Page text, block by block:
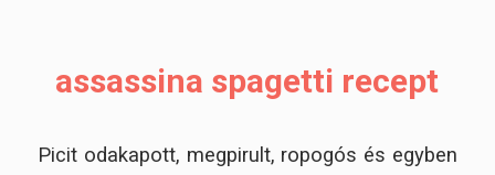
assassina spagetti recept
Picit odakapott, megpirult, ropogós és egyben